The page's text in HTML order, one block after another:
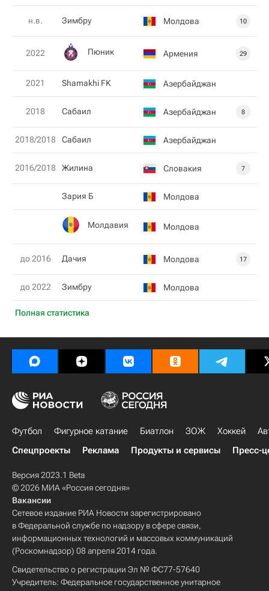
Полная статистика
н.в. Зимбру Молдова 10
2022 Пюник Армения 29
2021 Shamakhi FK Азербайджан
2018 Сабаил Азербайджан 8
2018/2018 Сабаил Азербайджан
2016/2018 Жилина Словакия 7
Зария Б Молдова
Молдавия Молдова
до 2016 Дачия Молдова 17
до 2022 Зимбру Молдова
Футбол Фигурное катание Биатлон ЗОЖ Хоккей
Спецпроекты
Реклама Продукты и сервисы Пресс-
Версия 2023.1 Beta
© 2026 МИА «Россия сегодня»
Вакансии
Сетевое издание РИА Новости зарегистрировано
в Федеральной службе по надзору в сфере связи,
информационных технологий и массовых коммуникаций
(Роскомнадзор) 08 апреля 2014 года.
Свидетельство о регистрации Эл № ФС77-57640
Учредитель: Федеральное государственное унитарное